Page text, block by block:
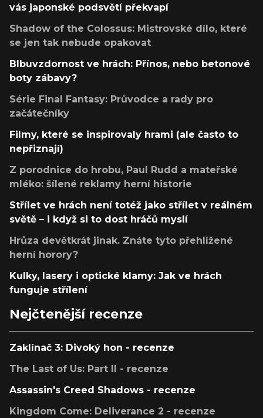
vás japonské podsvětí překvapí
Shadow of the Colossus: Mistrovské dílo, které
se jen tak nebude opakovat
Blbuvzdornost ve hrách: Přínos, nebo betonové
boty zábavy?
Série Final Fantasy: Průvodce a rady pro
začátečníky
Filmy, které se inspirovaly hrami (ale často to
nepřiznají)
Z porodnice do hrobu, Paul Rudd a mateřské
mléko: šílené reklamy herní historie
Střílet ve hrách není totéž jako střílet v reálném
světě – i když si to dost hráčů myslí
Hrůza devětkrát jinak. Znáte tyto přehlížené
herní horory?
Kulky, lasery i optické klamy: Jak ve hrách
funguje střílení
Nejčtenější recenze
Zaklínač 3: Divoký hon - recenze
The Last of Us: Part II - recenze
Assassin's Creed Shadows - recenze
Kingdom Come: Deliverance 2 - recenze